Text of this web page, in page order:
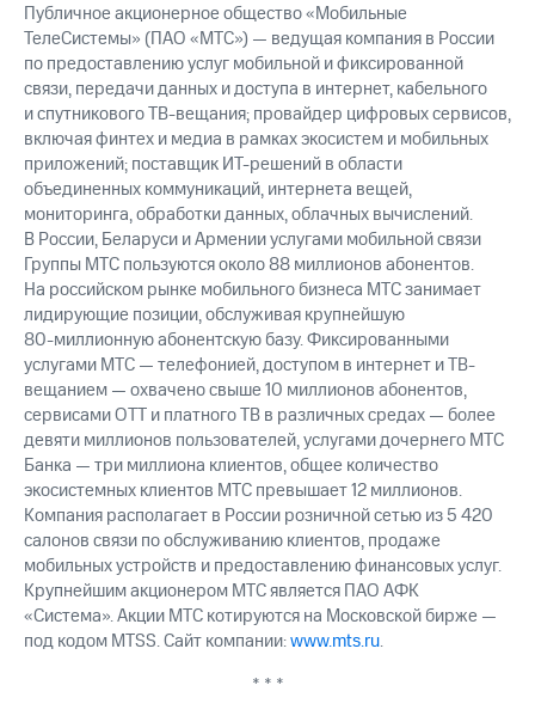
Публичное акционерное общество «Мобильные
ТелеСистемы» (ПАО «МТС») — ведущая компания в России
по предоставлению услуг мобильной и фиксированной
связи, передачи данных и доступа в интернет, кабельного
и спутникового ТВ-вещания; провайдер цифровых сервисов,
включая финтех и медиа в рамках экосистем и мобильных
приложений; поставщик ИТ-решений в области
объединенных коммуникаций, интернета вещей,
мониторинга, обработки данных, облачных вычислений.
В России, Беларуси и Армении услугами мобильной связи
Группы МТС пользуются около 88 миллионов абонентов.
На российском рынке мобильного бизнеса МТС занимает
лидирующие позиции, обслуживая крупнейшую
80-миллионнуюабонентскую базу. Фиксированными
услугами МТС — телефонией, доступом в интернет и ТВ-
вещанием — охвачено свыше 10 миллионов абонентов,
сервисами OTT и платного ТВ в различных средах — более
девяти миллионов пользователей, услугами дочернего МТС
Банка — три миллиона клиентов, общее количество
экосистемных клиентов МТС превышает 12 миллионов.
Компания располагает в России розничной сетью из 5 420
салонов связи по обслуживанию клиентов, продаже
мобильных устройств и предоставлению финансовых услуг.
Крупнейшим акционером МТС является ПАО АФК
«Система». Акции МТС котируются на Московской бирже —
под кодом MTSS. Сайт компании:www.mts.ru.
* * *